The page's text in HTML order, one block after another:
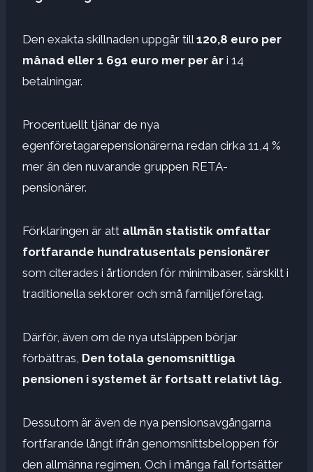
Den exakta skillnaden uppgår till 120,8 euro per
månad eller 1 691 euro mer per år i 14
betalningar.
Procentuellt tjänar de nya
egenföretagarepensionärerna redan cirka 11,4 %
mer än den nuvarande gruppen RETA-
pensionärer.
Förklaringen är att allmän statistik omfattar
fortfarande hundratusentals pensionärer
som citerades i årtionden för minimibaser, särskilt i
traditionella sektorer och små familjeföretag.
Därför, även om de nya utsläppen börjar
förbättras, Den totala genomsnittliga
pensionen i systemet är fortsatt relativt låg.
Dessutom är även de nya pensionsavgångarna
fortfarande långt ifrån genomsnittsbeloppen för
den allmänna regimen. Och i många fall fortsätter